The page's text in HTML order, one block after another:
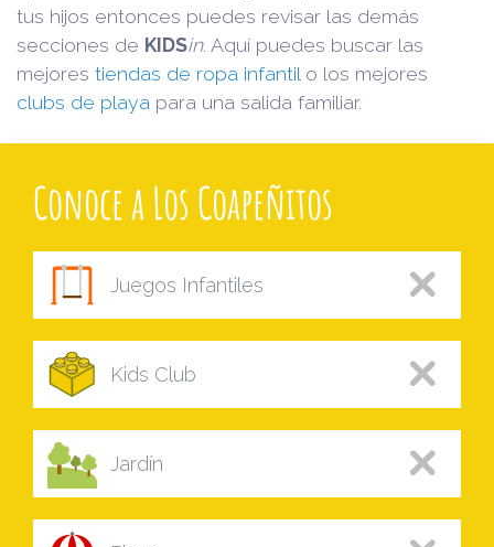
tus hijos entonces puedes revisar las demás
secciones de KIDSin. Aquí puedes buscar las
mejores tiendas de ropa infantil o los mejores
clubs de playa para una salida familiar.
Conoce a Los Coapeñitos
Juegos Infantiles
Kids Club
Jardín